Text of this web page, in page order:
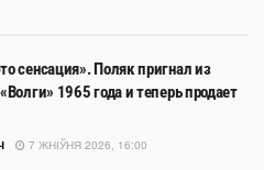
сенсация». Поляк пригнал из
1965 года и теперь продает
7 ЖНІЎНЯ 2026, 16:00